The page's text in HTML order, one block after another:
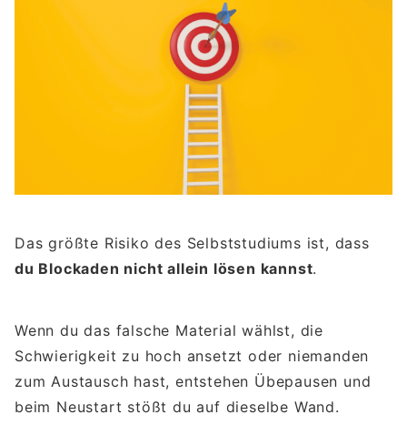
Das größte Risiko des Selbststudiums ist, dass
du Blockaden nicht allein lösen kannst.
Wenn du das falsche Material wählst, die
Schwierigkeit zu hoch ansetzt oder niemanden
zum Austausch hast, entstehen Übepausen und
beim Neustart stößt du auf dieselbe Wand.